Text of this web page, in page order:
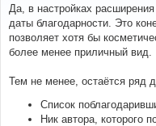
о
б
щ
е
и
Да, в настройках
даты благодарности. Это
позволяет хотя бы
более менее приличный вид.
Тем не менее, остаётся ряд
Список
Ник автора, которого